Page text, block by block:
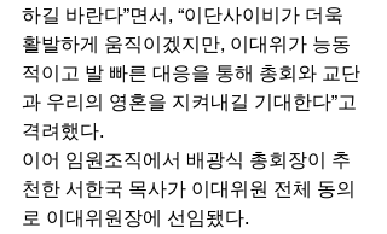
하길 바란다”면서, “이단사이비가 더욱
활발하게 움직이겠지만, 이대위가 능동
적이고 발 빠른 대응을 통해 총회와 교단
과 우리의 영혼을 지켜내길 기대한다”고
격려했다.
이어 임원조직에서 배광식 총회장이 추
천한 서한국 목사가 이대위원 전체 동의
로 이대위원장에 선임됐다.